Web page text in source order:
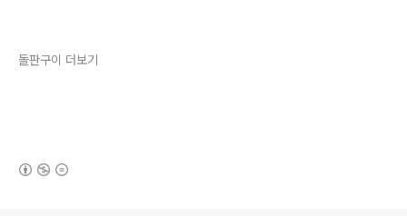
돌판구이 더보기